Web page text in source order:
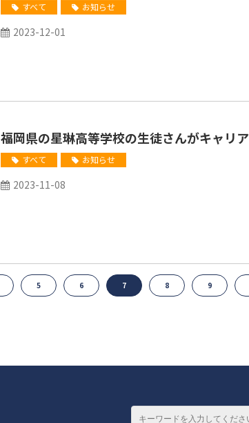
すべて お知らせ
2023-12-01
福岡県の星琳高等学校の生徒さんがキャリ
すべて お知らせ
2023-11-08
5 6 7 8 9